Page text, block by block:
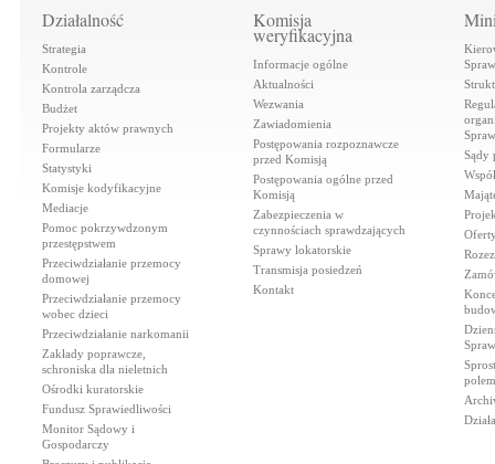
Działalność
Strategia
Kontrole
Kontrola zarządcza
Budżet
Projekty aktów prawnych
Formularze
Statystyki
Komisje kodyfikacyjne
Mediacje
Pomoc pokrzywdzonym
przestępstwem
Przeciwdziałanie przemocy
domowej
Przeciwdziałanie przemocy
wobec dzieci
Przeciwdziałanie narkomanii
Zakłady poprawcze,
schroniska dla nieletnich
Ośrodki kuratorskie
Fundusz Sprawiedliwości
Monitor Sądowy i
Gospodarczy
Komisja
weryfikacyjna
Informacje ogólne
Aktualności
Wezwania
Zawiadomienia
Postępowania rozpoznawcze
przed Komisją
Postępowania ogólne przed
Komisją
Zabezpieczenia w
czynnościach sprawdzających
Sprawy lokatorskie
Transmisja posiedzeń
Kontakt
Sądy